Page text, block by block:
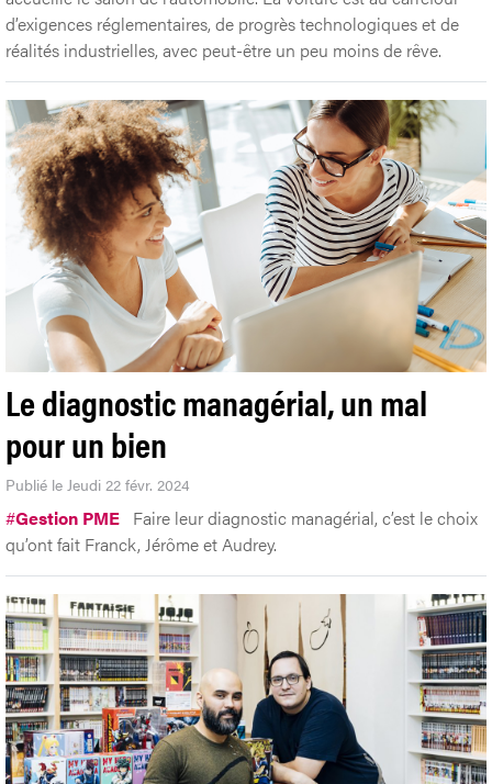
d’exigences réglementaires, de progrès technologiques et de
réalités industrielles, avec peut-être un peu moins de rêve.
Le diagnostic managérial, un mal
pour un bien
Publié le Jeudi 22 févr. 2024
#Gestion PME Faire leur diagnostic managérial, c’est le choix
qu’ont fait Franck, Jérôme et Audrey.